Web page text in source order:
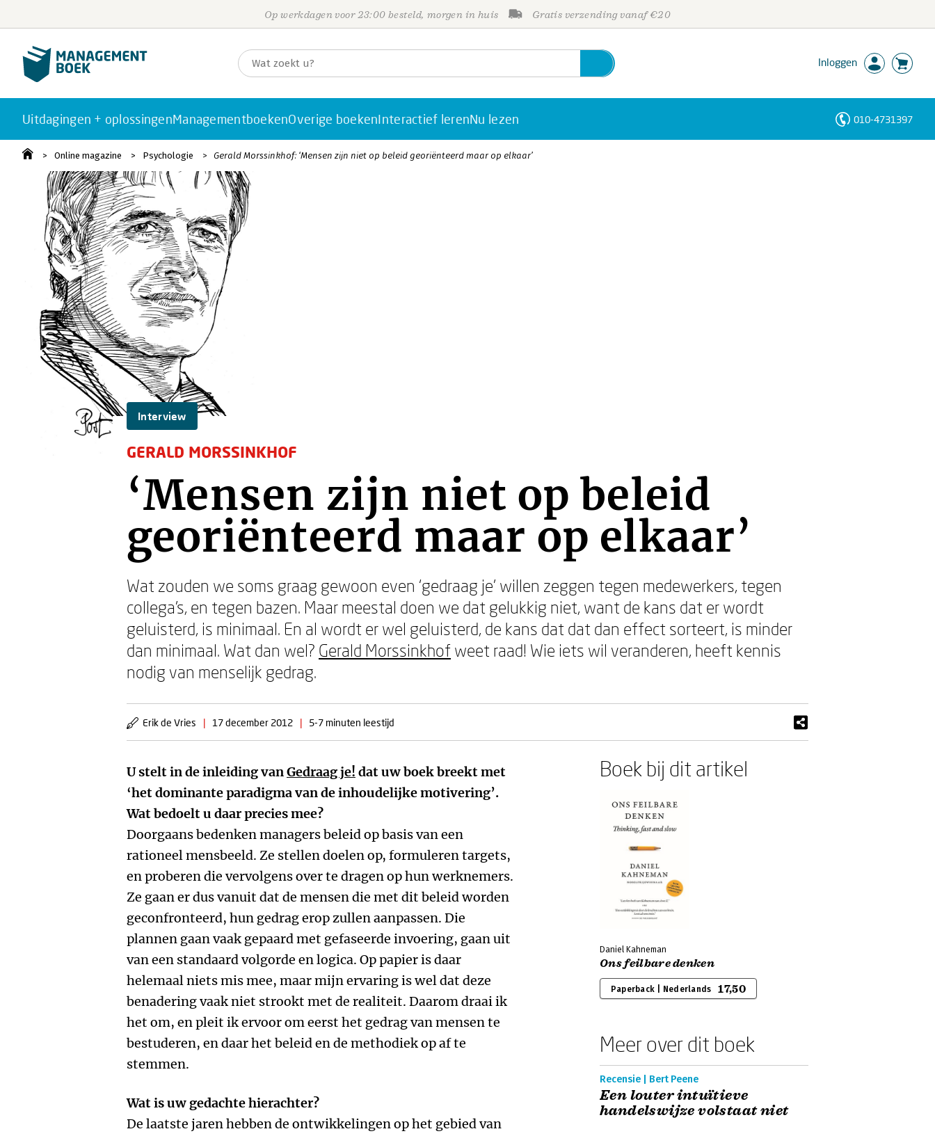
Op werkdagen voor 23:00 besteld, morgen in huis Gratis verzending vanaf €20
Inloggen
Uitdagingen + oplossingenManagementboekenOverige boekenInteractief lerenNu lezen 010-4731397
Online magazine Psychologie Gerald Morssinkhof: ‘Mensen zijn niet op beleid georiënteerd maar op elkaar’
Interview
GERALD MORSSINKHOF
‘Mensen zijn niet op beleid
georiënteerd maar op elkaar’
Wat zouden we soms graag gewoon even ‘gedraag je’ willen zeggen tegen medewerkers, tegen
collega’s, en tegen bazen. Maar meestal doen we dat gelukkig niet, want de kans dat er wordt
geluisterd, is minimaal. En al wordt er wel geluisterd, de kans dat dat dan effect sorteert, is minder
dan minimaal. Wat dan wel? Gerald Morssinkhof weet raad! Wie iets wil veranderen, heeft kennis
nodig van menselijk gedrag.
Erik de Vries | 17 december 2012 | 5-7 minuten leestijd
U stelt in de inleiding vanGedraag je! dat uw boek breekt met
‘het dominante paradigma van de inhoudelijke motivering’.
Wat bedoelt u daar precies mee?
Doorgaans bedenken managers beleid op basis van een
rationeel mensbeeld. Ze stellen doelen op, formuleren targets,
en proberen die vervolgens over te dragen op hun werknemers.
Ze gaan er dus vanuit dat de mensen die met dit beleid worden
geconfronteerd, hun gedrag erop zullen aanpassen. Die
plannen gaan vaak gepaard met gefaseerde invoering, gaan uit
van een standaard volgorde en logica. Op papier is daar
helemaal niets mis mee, maar mijn ervaring is wel dat deze
benadering vaak niet strookt met de realiteit. Daarom draai ik
het om, en pleit ik ervoor om eerst het gedrag van mensen te
bestuderen, en daar het beleid en de methodiek op af te
stemmen.
Wat is uw gedachte hierachter?
De laatste jaren hebben de ontwikkelingen op het gebied van
Boek bij dit artikel
Daniel Kahneman
Ons feilbare denken
Paperback | Nederlands 17,50
Meer over dit boek
Recensie | Bert Peene
Een louter intuïtieve
handelswijze volstaat niet
Personen